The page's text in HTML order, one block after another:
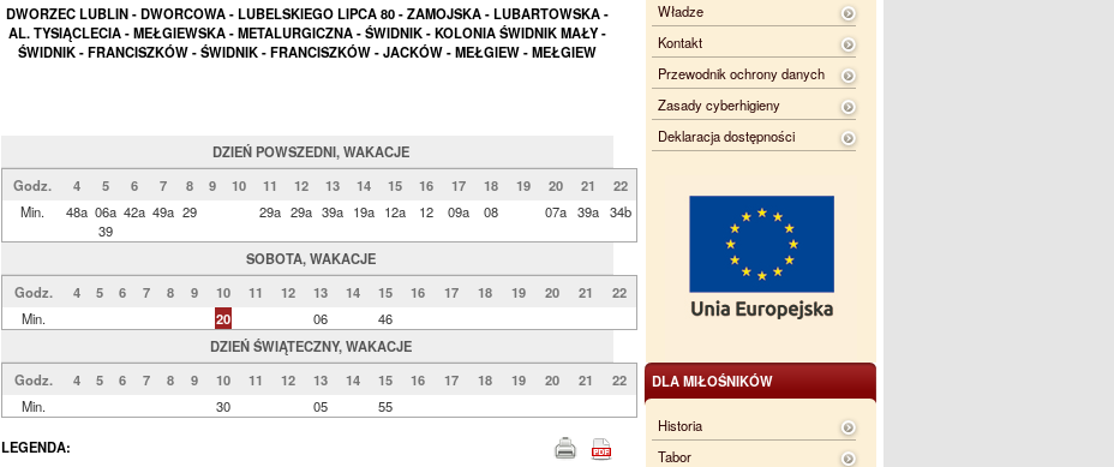
Władze
Kontakt
Przewodnik ochrony danych
Zasady cyberhigieny
Deklaracja dostępności
DLA MIŁOŚNIKÓW
Historia
Tabor
DWORZEC LUBLIN - DWORCOWA - LUBELSKIEGO LIPCA 80 - ZAMOJSKA - LUBARTOWSKA -
AL. TYSIĄCLECIA - MEŁGIEWSKA - METALURGICZNA - ŚWIDNIK - KOLONIA ŚWIDNIK MAŁY -
ŚWIDNIK - FRANCISZKÓW - ŚWIDNIK - FRANCISZKÓW - JACKÓW - MEŁGIEW - MEŁGIEW
DZIEŃ POWSZEDNI, WAKACJE
Godz.
4 5 6 7 8 9 10 11 12 13 14 15 16 17 18 19 20 21
22
Min.
48a 06a
39
42a 49a 29 29a 29a 39a 19a 12a 12 09a 08 07a 39a 34b
SOBOTA, WAKACJE
Godz.
4 5 6 7 8 9 10 11 12 13 14 15 16 17 18 19 20 21
22
Min.
20 06
46
DZIEŃ ŚWIĄTECZNY, WAKACJE
Godz.
4 5 6 7 8 9 10 11 12 13 14 15 16 17 18 19 20 21
22
Min.
30 05 55
LEGENDA: